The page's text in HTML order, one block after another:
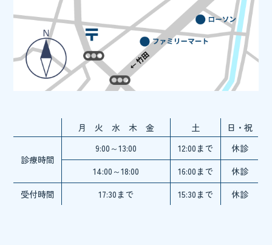
月 火 水 木 金 土 日・祝
診療時間
9:00～13:00 12:00まで
休診
14:00～18:00
16:00まで
休診
受付時間
17:30まで 15:30まで 休診